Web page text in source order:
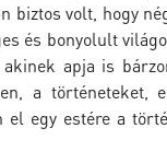
biztos volt, hogy
és bonyolult
apja is
a történeteket,
egy estére a